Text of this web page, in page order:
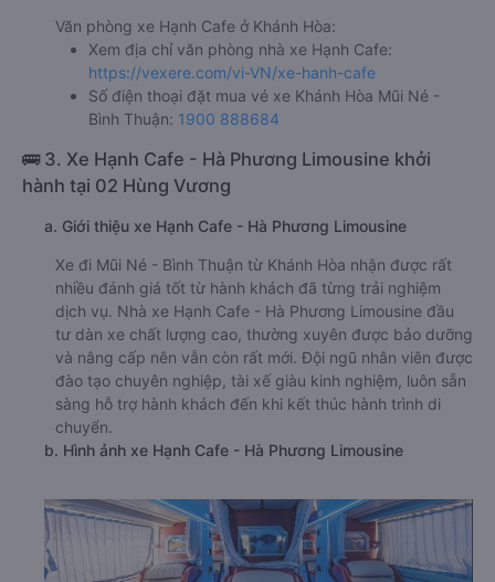
Văn phòng xe Hạnh Cafe ở Khánh Hòa:
Xem địa chỉ văn phòng nhà xe Hạnh Cafe:
https://vexere.com/vi-VN/xe-hanh-cafe
Số điện thoại đặt mua vé xe Khánh Hòa Mũi Né -
Bình Thuận: 1900 888684
🚌 3. Xe Hạnh Cafe - Hà Phương Limousine khởi
hành tại 02 Hùng Vương
a. Giới thiệu xe Hạnh Cafe - Hà Phương Limousine
Xe đi Mũi Né - Bình Thuận từ Khánh Hòa nhận được rất
nhiều đánh giá tốt từ hành khách đã từng trải nghiệm
dịch vụ. Nhà xe Hạnh Cafe - Hà Phương Limousine đầu
tư dàn xe chất lượng cao, thường xuyên được bảo dưỡng
và nâng cấp nên vẫn còn rất mới. Đội ngũ nhân viên được
đào tạo chuyên nghiệp, tài xế giàu kinh nghiệm, luôn sẵn
sàng hỗ trợ hành khách đến khi kết thúc hành trình di
chuyển.
b. Hình ảnh xe Hạnh Cafe - Hà Phương Limousine